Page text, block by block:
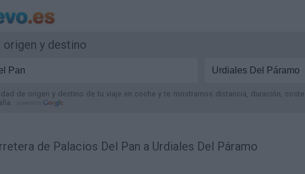
y destino
de origen y destino de tu viaje en coche y te mostramos distancia, duración,
.
de Palacios Del Pan a Urdiales Del Páramo